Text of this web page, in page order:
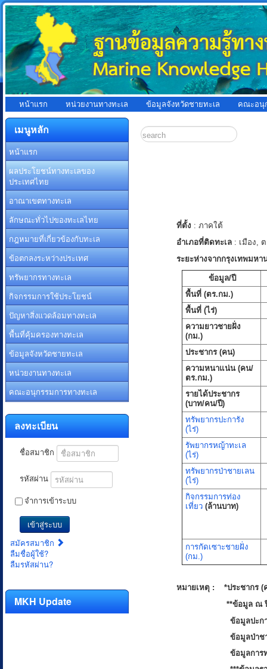
หน้าแรก หน่วยงานทางทะเล ข้อมูลจังหวัดชายทะเล คณะอนุ
เมนูหลัก
หน้าแรก
ผลประโยชน์ทางทะเลของ
ประเทศไทย
อาณาเขตทางทะเล
ลักษณะทั่วไปของทะเลไทย
กฎหมายที่เกี่ยวข้องกับทะเล
ข้อตกลงระหว่างประเทศ
ทรัพยากรทางทะเล
กิจกรรมการใช้ประโยชน์
ปัญหาสิ่งแวดล้อมทางทะเล
พื้นที่คุ้มครองทางทะเล
ข้อมูลจังหวัดชายทะเล
หน่วยงานทางทะเล
คณะอนุกรรมการทางทะเล
ลงทะเบียน
ชื่อสมาชิก
รหัสผ่าน
จำการเข้าระบบ
เข้าสู่ระบบ
สมัครสมาชิก
ลืมชื่อผู้ใช้?
ลืมรหัสผ่าน?
MKH Update
ที่ตั้ง : ภาคใต้
อำเภอที่ติดทะเล : เมือง,
ระยะห่างจากกรุงเทพมหา
ข้อมูล/ปี
พื้นที่ (ตร.กม.)
พื้นที่ (ไร่)
ความยาวชายฝั่ง
(กม.)
ประชากร (คน)
ความหนาแน่น (คน/
ตร.กม.)
รายได้ประชากร
(บาท/คน/ปี)
ทรัพยากรปะการัง
(ไร่)
รัพยากรหญ้าทะเล
(ไร่)
ทรัพยากรป่าชายเลน
(ไร่)
กิจกรรมการท่อง
เที่ยว(ล้านบาท)
การกัดเซาะชายฝั่ง
(กม.)
หมายเหตุ : *ประชากร (
**ข้อมูล ณ ปี
ข้อมูลปะก
ข้อมูลป่าช
ข้อมูลการ